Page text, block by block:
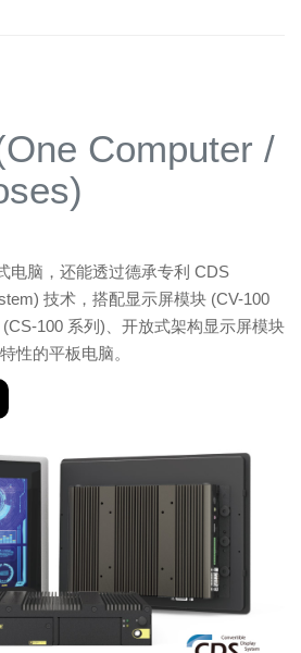
Computer /
电脑，还能透过德承专利 CDS
技术，搭配显示屏模块 (CV-100
100 系列)、开放式架构显示屏模块
性的平板电脑。